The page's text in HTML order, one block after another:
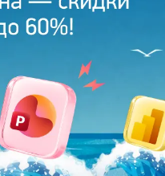
89 – Анастасия